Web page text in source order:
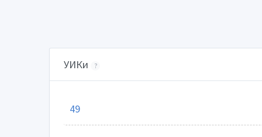
УИКи ?
49